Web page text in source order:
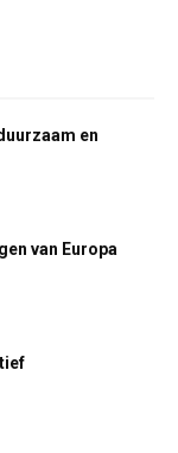
en
van Europa